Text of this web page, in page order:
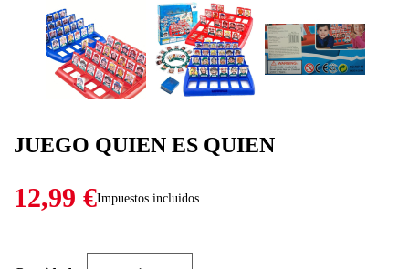
JUEGO QUIEN ES QUIEN
12,99 €Impuestos incluidos